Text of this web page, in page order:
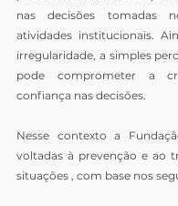
nas decisões tomadas
atividades institucionais.
irregularidade, a simples
pode comprometer a
confiança nas decisões.
Nesse contexto a
voltadas à prevenção e ao
situações , com base nos